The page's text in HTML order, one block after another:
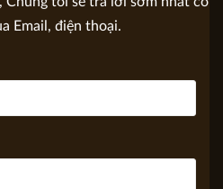
TƯ VẤN
Chúng tôi sẽ trả lời sớm nhất có